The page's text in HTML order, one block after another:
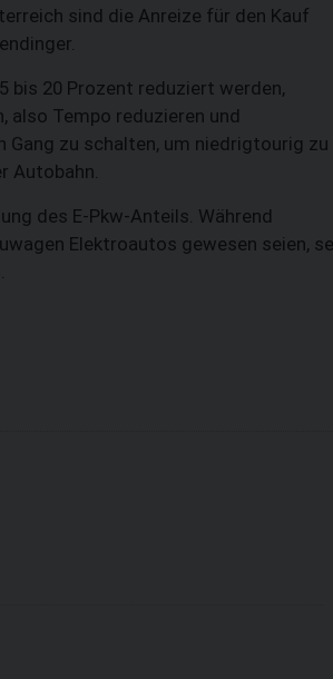
sind die Anreize für den Kauf
bis 20 Prozent reduziert werden,
also Tempo reduzieren und
Gang zu schalten, um niedrigtourig zu
Autobahn.
des E-Pkw-Anteils. Während
Elektroautos gewesen seien,